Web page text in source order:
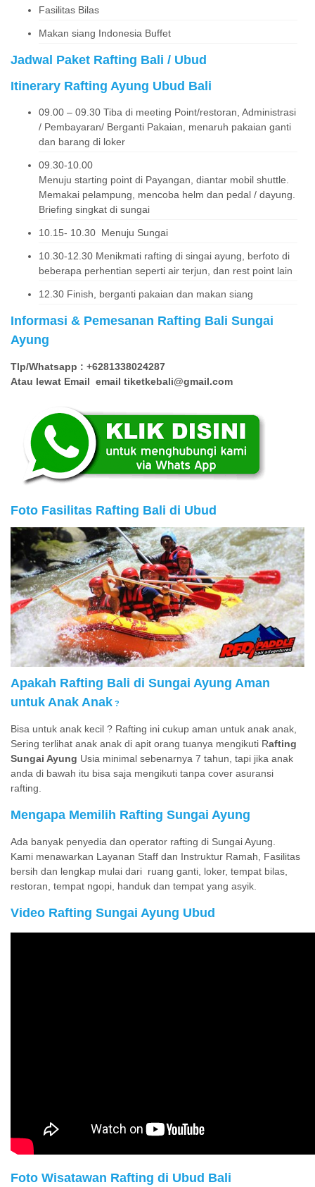
Fasilitas Bilas
Makan siang Indonesia Buffet
Jadwal Paket Rafting Bali / Ubud
Itinerary Rafting Ayung Ubud Bali
09.00 – 09.30 Tiba di meeting Point/restoran, Administrasi
/ Pembayaran/ Berganti Pakaian, menaruh pakaian ganti
dan barang di loker
09.30-10.00
Menuju starting point di Payangan, diantar mobil shuttle.
Memakai pelampung, mencoba helm dan pedal / dayung.
Briefing singkat di sungai
10.15- 10.30 Menuju Sungai
10.30-12.30 Menikmati rafting di singai ayung, berfoto di
beberapa perhentian seperti air terjun, dan rest point lain
12.30 Finish, berganti pakaian dan makan siang
Informasi & Pemesanan Rafting Bali Sungai
Ayung
Tlp/Whatsapp : +6281338024287
Atau lewat Email email tiketkebali@gmail.com
Foto Fasilitas Rafting Bali di Ubud
Apakah Rafting Bali di Sungai Ayung Aman
untuk Anak Anak ?
Bisa untuk anak kecil ? Rafting ini cukup aman untuk anak anak,
Sering terlihat anak anak di apit orang tuanya mengikuti Rafting
Sungai Ayung Usia minimal sebenarnya 7 tahun, tapi jika anak
anda di bawah itu bisa saja mengikuti tanpa cover asuransi
rafting.
Mengapa Memilih Rafting Sungai Ayung
Ada banyak penyedia dan operator rafting di Sungai Ayung.
Kami menawarkan Layanan Staff dan Instruktur Ramah, Fasilitas
bersih dan lengkap mulai dari ruang ganti, loker, tempat bilas,
restoran, tempat ngopi, handuk dan tempat yang asyik.
Video Rafting Sungai Ayung Ubud
Foto Wisatawan Rafting di Ubud Bali